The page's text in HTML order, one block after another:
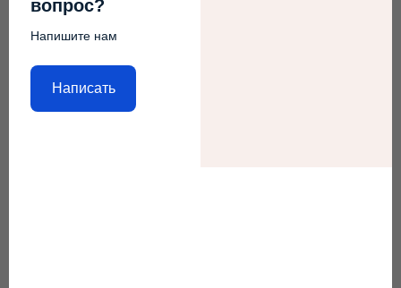
вопрос?
Напишите нам
Написать